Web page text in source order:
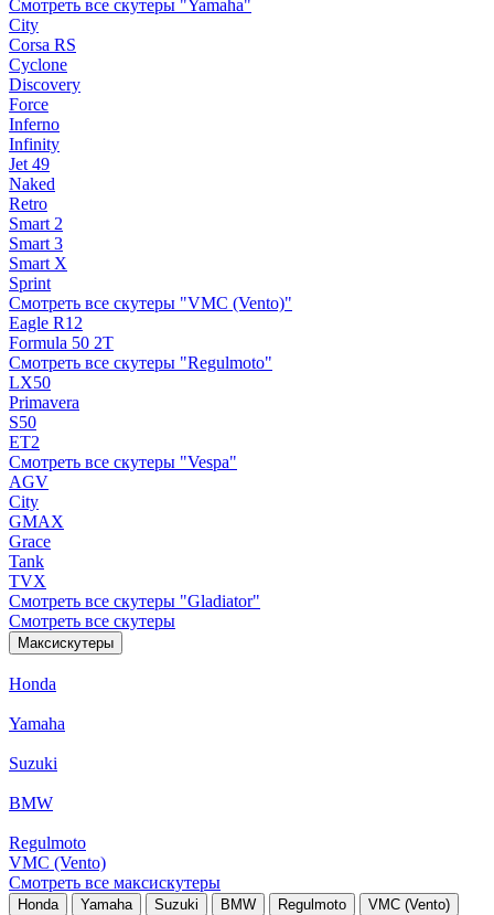
Смотреть все скутеры "Yamaha"
City
Corsa RS
Cyclone
Discovery
Force
Inferno
Infinity
Jet 49
Naked
Retro
Smart 2
Smart 3
Smart X
Sprint
Смотреть все скутеры "VMC (Vento)"
Eagle R12
Formula 50 2Т
Смотреть все скутеры "Regulmoto"
LX50
Primavera
S50
ET2
Смотреть все скутеры "Vespa"
AGV
City
GMAX
Grace
Tank
TVX
Смотреть все скутеры "Gladiator"
Смотреть все скутеры
Максискутеры
Honda
Yamaha
Suzuki
BMW
Regulmoto
VMC (Vento)
Смотреть все максискутеры
Honda Yamaha Suzuki BMW Regulmoto VMC (Vento)